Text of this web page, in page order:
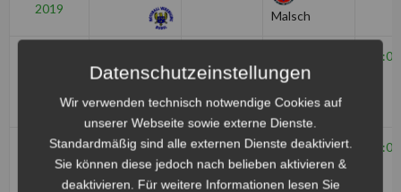
2019
Malsch
Comet
Durmersheim
16:00
20. Juli
2019
MSC Malsch 0 - 18
MSC
Puma
16:00
Datenschutzeinstellungen
Wir verwenden technisch notwendige Cookies auf
unserer Webseite sowie externe Dienste.
Standardmäßig sind alle externen Dienste deaktiviert.
Sie können diese jedoch nach belieben aktivieren &
deaktivieren. Für weitere Informationen lesen Sie